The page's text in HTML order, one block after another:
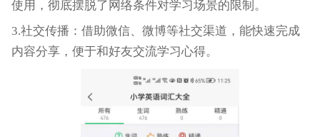
使用，彻底摆脱了网络条件对学习场景的限制。
3.社交传播：借助微信、微博等社交渠道，能快速完成
内容分享，便于和好友交流学习心得。